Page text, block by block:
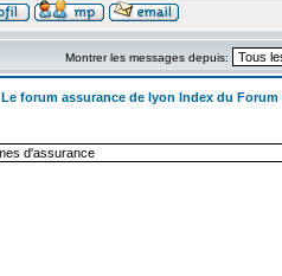
Montrer les messages depuis:
Le forum assurance de lyon Index du Forum